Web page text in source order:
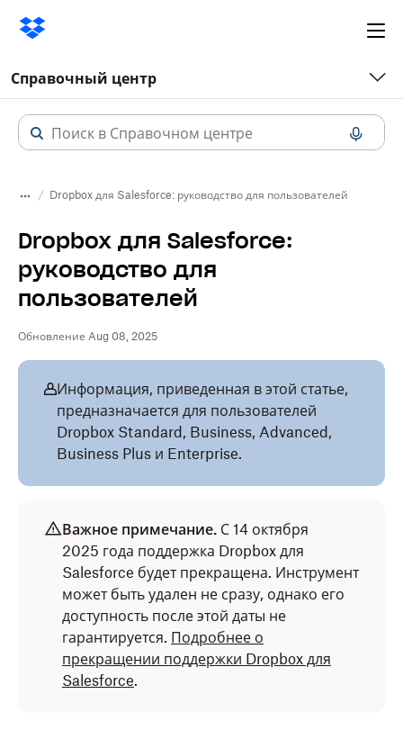
Справочный центр
Dropbox для Salesforce: руководство для пользователей
Dropbox для Salesforce:
руководство для
пользователей
Обновление Aug 08, 2025
Информация, приведенная в этой статье,
предназначается для пользователей
Dropbox Standard, Business, Advanced,
Business Plus и Enterprise.
Важное примечание. С 14 октября
2025 года поддержка Dropbox для
Salesforce будет прекращена. Инструмент
может быть удален не сразу, однако его
доступность после этой даты не
гарантируется. Подробнее о
прекращении поддержки Dropbox для
Salesforce.